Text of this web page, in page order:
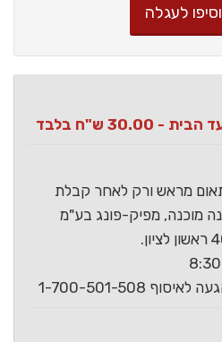
לעגלה
ש"ח בלבד
מראש ורק לאחר קבלת
מוכנה, מפיק-פונג בע"מ
1-700-501-508